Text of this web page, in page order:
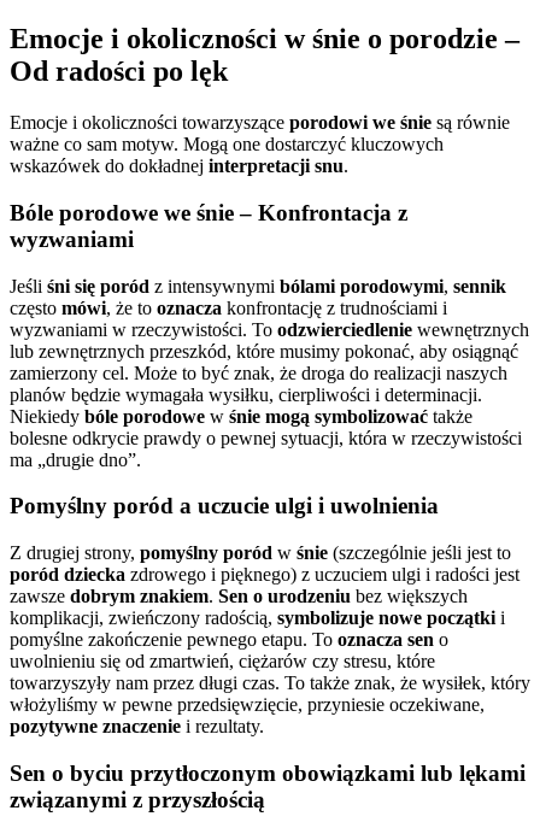
Emocje i okoliczności w śnie o porodzie –
Od radości po lęk
Emocje i okoliczności towarzyszące porodowi we śnie są równie
ważne co sam motyw. Mogą one dostarczyć kluczowych
wskazówek do dokładnej interpretacji snu.
Bóle porodowe we śnie – Konfrontacja z
wyzwaniami
Jeśli śni się poród z intensywnymi bólami porodowymi, sennik
często mówi, że to oznacza konfrontację z trudnościami i
wyzwaniami w rzeczywistości. To odzwierciedlenie wewnętrznych
lub zewnętrznych przeszkód, które musimy pokonać, aby osiągnąć
zamierzony cel. Może to być znak, że droga do realizacji naszych
planów będzie wymagała wysiłku, cierpliwości i determinacji.
Niekiedy bóle porodowe w śnie mogą symbolizować także
bolesne odkrycie prawdy o pewnej sytuacji, która w rzeczywistości
ma „drugie dno”.
Pomyślny poród a uczucie ulgi i uwolnienia
Z drugiej strony, pomyślny poród w śnie (szczególnie jeśli jest to
poród dziecka zdrowego i pięknego) z uczuciem ulgi i radości jest
zawsze dobrym znakiem. Sen o urodzeniu bez większych
komplikacji, zwieńczony radością, symbolizuje nowe początki i
pomyślne zakończenie pewnego etapu. To oznacza sen o
uwolnieniu się od zmartwień, ciężarów czy stresu, które
towarzyszyły nam przez długi czas. To także znak, że wysiłek, który
włożyliśmy w pewne przedsięwzięcie, przyniesie oczekiwane,
pozytywne znaczenie i rezultaty.
Sen o byciu przytłoczonym obowiązkami lub lękami
związanymi z przyszłością